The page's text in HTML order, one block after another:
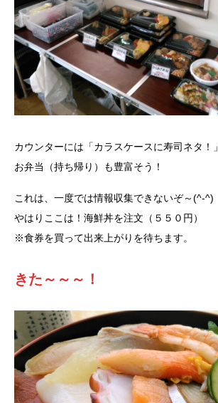
カウンターには「カラスケースに寿司ネタ！」
お弁当（持ち帰り）も豊富そう！
これは、一度では情報収集できないぞ～(^-^)
やはりここは！海鮮丼を注文（５５０円）
※食券を買って出来上がりを待ちます。
きた～～～！